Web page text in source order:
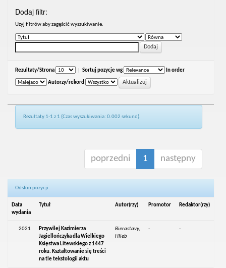
Dodaj filtr:
Uzyj filtrów aby zagęścić wyszukiwanie.
Rezultaty/Strona Sortuj pozycje wg In order
Autorzy/rekord
Rezultaty 1-1 z 1 (Czas wyszukiwania: 0.002 sekund).
poprzedni 1 następny
Odsłon pozycji:
Data
wydania
Tytuł Autor(rzy) Promotor Redaktor(rzy)
2021
Przywilej Kazimierza
Jagiellończyka dla Wielkiego
Księstwa Litewskiego z 1447
roku. Kształtowanie się treści
na tle tekstologii aktu
Bierastavy,
Hlieb
- -